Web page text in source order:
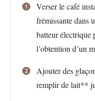
Verser le café
frémissante dans
batteur électrique
l’obtention d’un
Ajouter des
remplir de lait**